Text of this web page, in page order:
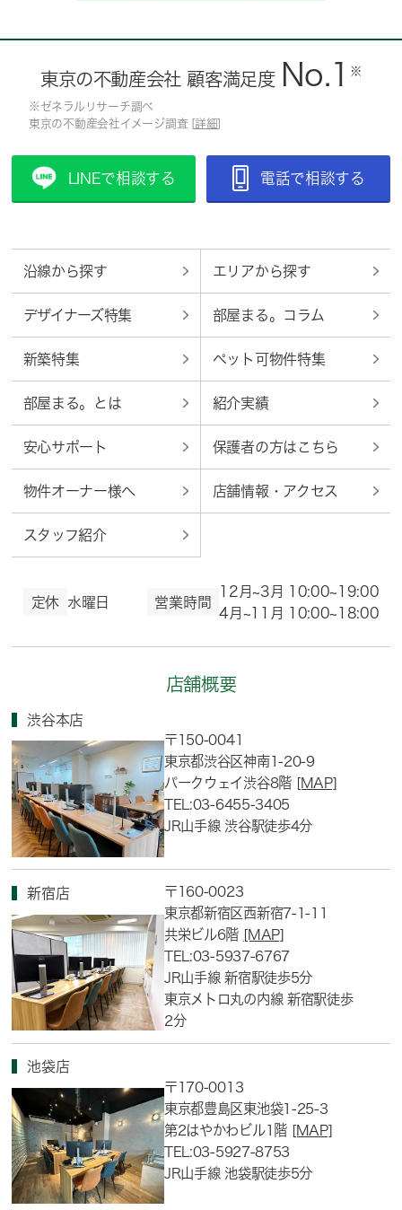
東京の不動産会社 顧客満足度 No.1 ※
※ゼネラルリサーチ調べ
東京の不動産会社イメージ調査 [ 詳細
LINEで相談する 電話で相談する
沿線から探す エリアから探す
デザイナーズ特集 部屋まる。コラム
新築特集 ペット可物件特集
部屋まる。とは 紹介実績
安心サポート 保護者の方はこちら
物件オーナー様へ 店舗情報・アクセス
スタッフ紹介
定休 水曜日 営業時間
12月~3月 10:00~19:00
4月~11月 10:00~18:00
店舗概要
渋谷本店
〒150-0041
東京都渋谷区神南1-20-9
パークウェイ渋谷8階 [MAP]
TEL:03-6455-3405
JR山手線 渋谷駅徒歩4分
新宿店
〒160-0023
東京都新宿区西新宿7-1-11
共栄ビル6階 [MAP]
TEL:03-5937-6767
JR山手線 新宿駅徒歩5分
東京メトロ丸の内線 新宿駅徒歩
2分
池袋店
〒170-0013
東京都豊島区東池袋1-25-3
第2はやかわビル1階 [MAP]
TEL:03-5927-8753
JR山手線 池袋駅徒歩5分